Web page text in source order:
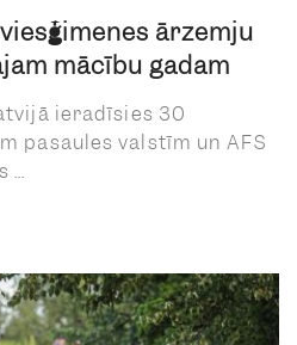
ārzemju
mācību gadam
ieradīsies 30
pasaules valstīm un AFS
...